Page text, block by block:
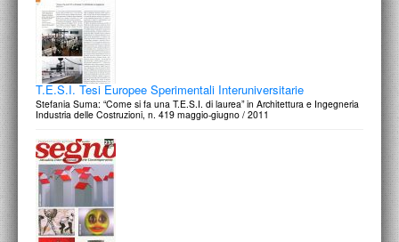
T.E.S.I. Tesi Europee Sperimentali Interuniversitarie
Stefania Suma: “Come si fa una T.E.S.I. di laurea” in Architettura e Ingegneria
Industria delle Costruzioni, n. 419 maggio-giugno / 2011